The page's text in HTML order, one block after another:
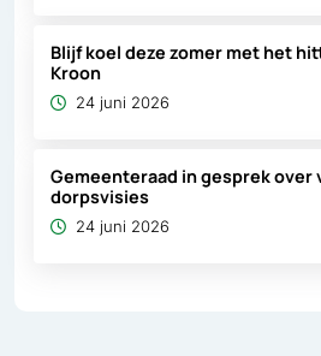
Blijf koel deze zomer met het
Kroon
24 juni 2026
Gemeenteraad in gesprek over
dorpsvisies
24 juni 2026